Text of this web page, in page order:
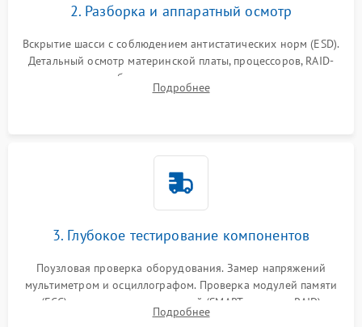
2. Разборка и аппаратный осмотр
Вскрытие шасси с соблюдением антистатических норм (ESD).
Детальный осмотр материнской платы, процессоров, RAID-
контроллеров и блоков питания на наличие термических
повреждений, прогаров или окислений.
Подробнее
3. Глубокое тестирование компонентов
Поузловая проверка оборудования. Замер напряжений
мультиметром и осциллографом. Проверка модулей памяти
(ECC) и состояния накопителей (SMART, массивы RAID)
специализированными диагностическими утилитами.
Подробнее